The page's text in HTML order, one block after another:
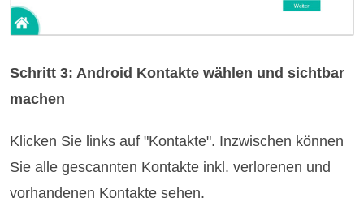
Schritt 3: Android Kontakte wählen und sichtbar
machen
Klicken Sie links auf "Kontakte". Inzwischen können
Sie alle gescannten Kontakte inkl. verlorenen und
vorhandenen Kontakte sehen.